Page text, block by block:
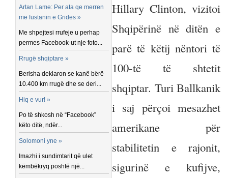
Artan Lame: Per ata qe merren
me fustanin e Grides »
Me shpejtesi rrufeje u perhap
permes Facebook-ut nje foto...
Rrugë shqiptare »
Berisha deklaron se kanë bërë
10.400 km rrugë dhe se deri...
Hiq e vur! »
Po të shkosh në “Facebook”
këto ditë, ndër...
Solomoni yne »
Imazhi i sundimtarit që ulet
këmbëkryq poshtë një...
Hillary Clinton, vizitoi
Shqipërinë në ditën e
parë të këtij nëntori të
100-të të shtetit
shqiptar. Turi Ballkanik
i saj përçoi mesazhet
amerikane për
stabilitetin e rajonit,
sigurinë e kufijve,